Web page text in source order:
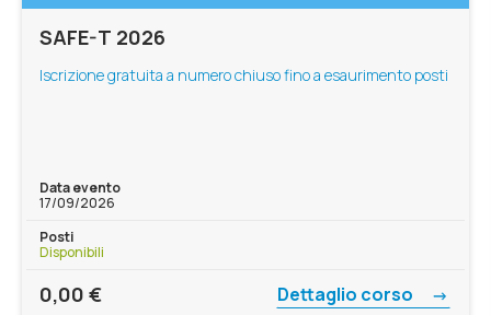
SAFE-T 2026
Iscrizione gratuita a numero chiuso fino a esaurimento posti
Data evento
17/09/2026
Posti
Disponibili
0,00 € Dettaglio corso